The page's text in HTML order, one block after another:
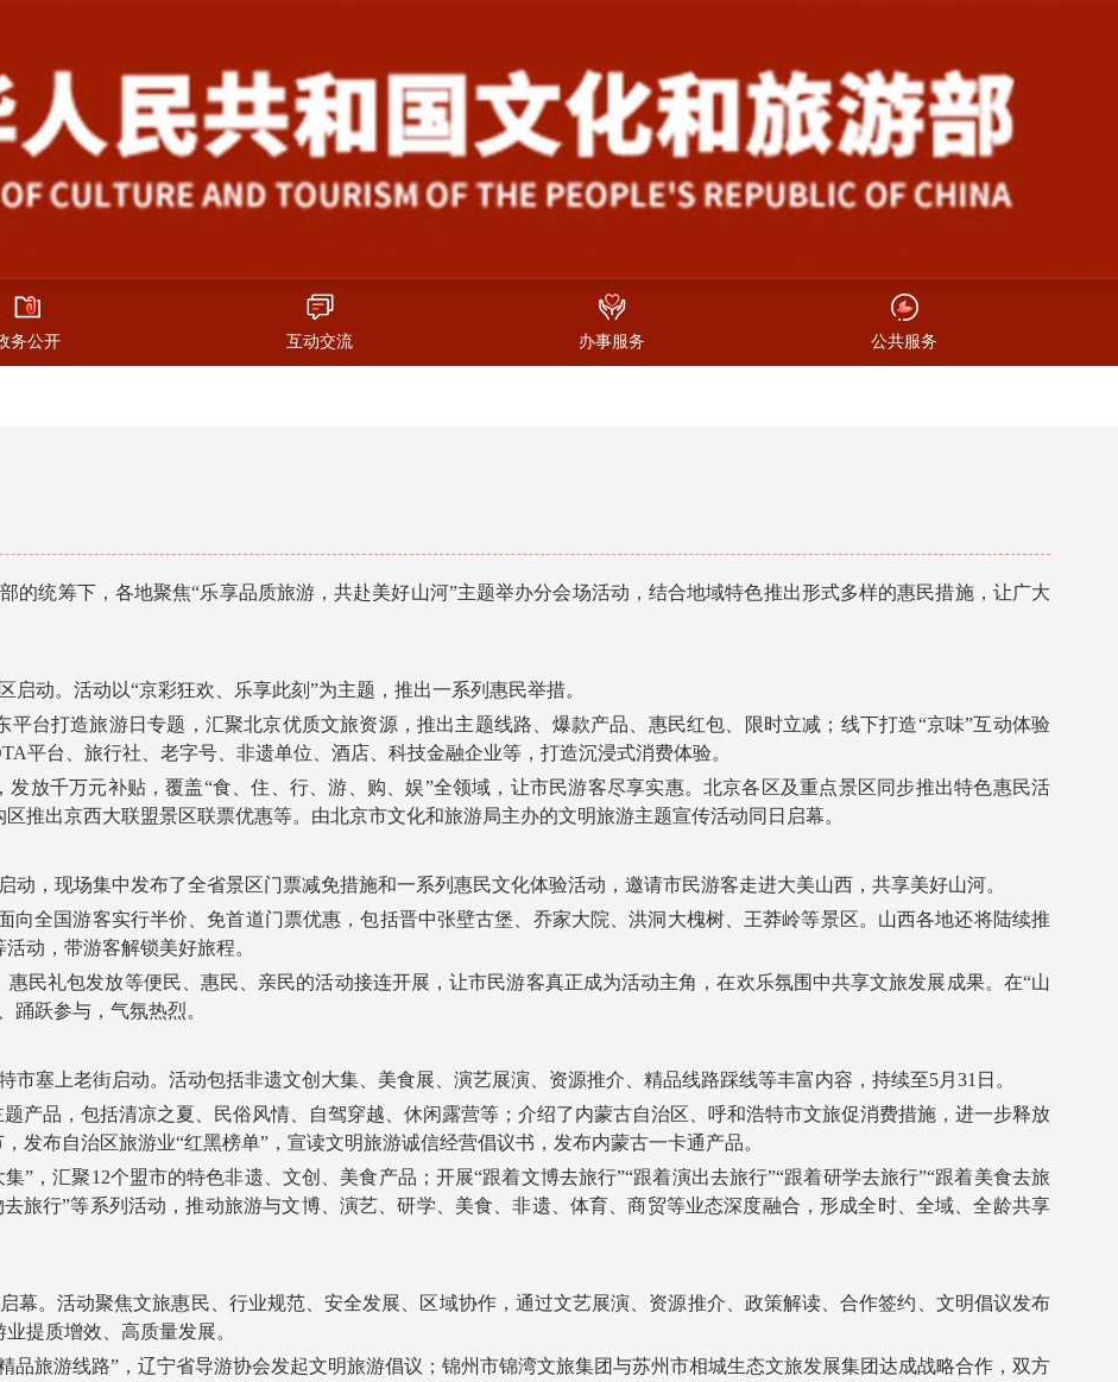
务公开 互动交流 办事服务 公共服务
统筹下，各地聚焦“乐享品质旅游，共赴美好山河”主题举办分会场活动，结合地域特色推出形式多样的惠民措施，让广大
动。活动以“京彩狂欢、乐享此刻”为主题，推出一系列惠民举措。
打造旅游日专题，汇聚北京优质文旅资源，推出主题线路、爆款产品、惠民红包、限时立减；线下打造“京味”互动体验
平台、旅行社、老字号、非遗单位、酒店、科技金融企业等，打造沉浸式消费体验。
千万元补贴，覆盖“食、住、行、游、购、娱”全领域，让市民游客尽享实惠。北京各区及重点景区同步推出特色惠民活
推出京西大联盟景区联票优惠等。由北京市文化和旅游局主办的文明旅游主题宣传活动同日启幕。
，现场集中发布了全省景区门票减免措施和一系列惠民文化体验活动，邀请市民游客走进大美山西，共享美好山河。
全国游客实行半价、免首道门票优惠，包括晋中张壁古堡、乔家大院、洪洞大槐树、王莽岭等景区。山西各地还将陆续推
动，带游客解锁美好旅程。
礼包发放等便民、惠民、亲民的活动接连开展，让市民游客真正成为活动主角，在欢乐氛围中共享文旅发展成果。在“山
踊跃参与，气氛热烈。
塞上老街启动。活动包括非遗文创大集、美食展、演艺展演、资源推介、精品线路踩线等丰富内容，持续至5月31日。
品，包括清凉之夏、民俗风情、自驾穿越、休闲露营等；介绍了内蒙古自治区、呼和浩特市文旅促消费措施，进一步释放
发布自治区旅游业“红黑榜单”，宣读文明旅游诚信经营倡议书，发布内蒙古一卡通产品。
，汇聚12个盟市的特色非遗、文创、美食产品；开展“跟着文博去旅行”“跟着演出去旅行”“跟着研学去旅行”“跟着美食去旅
旅行”等系列活动，推动旅游与文博、演艺、研学、美食、非遗、体育、商贸等业态深度融合，形成全时、全域、全龄共享
。活动聚焦文旅惠民、行业规范、安全发展、区域协作，通过文艺展演、资源推介、政策解读、合作签约、文明倡议发布
提质增效、高质量发展。
旅游线路”，辽宁省导游协会发起文明旅游倡议；锦州市锦湾文旅集团与苏州市相城生态文旅发展集团达成战略合作，双方